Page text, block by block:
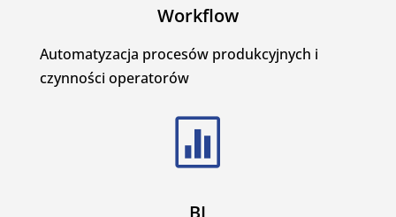
Workflow
Automatyzacja procesów produkcyjnych i
czynności operatorów

BI